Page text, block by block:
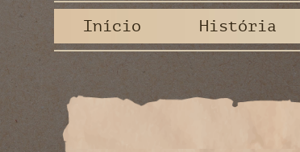
Início História